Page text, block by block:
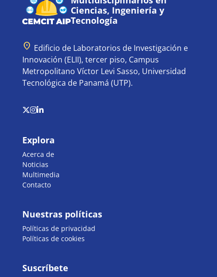
Ciencias, Ingeniería y
Tecnología
location_on Edificio de Laboratorios de Investigación e
Innovación (ELII), tercer piso, Campus
Metropolitano Víctor Levi Sasso, Universidad
Tecnológica de Panamá (UTP).
Explora
Acerca de
Noticias
Multimedia
Contacto
Nuestras políticas
Políticas de privacidad
Políticas de cookies
Suscríbete